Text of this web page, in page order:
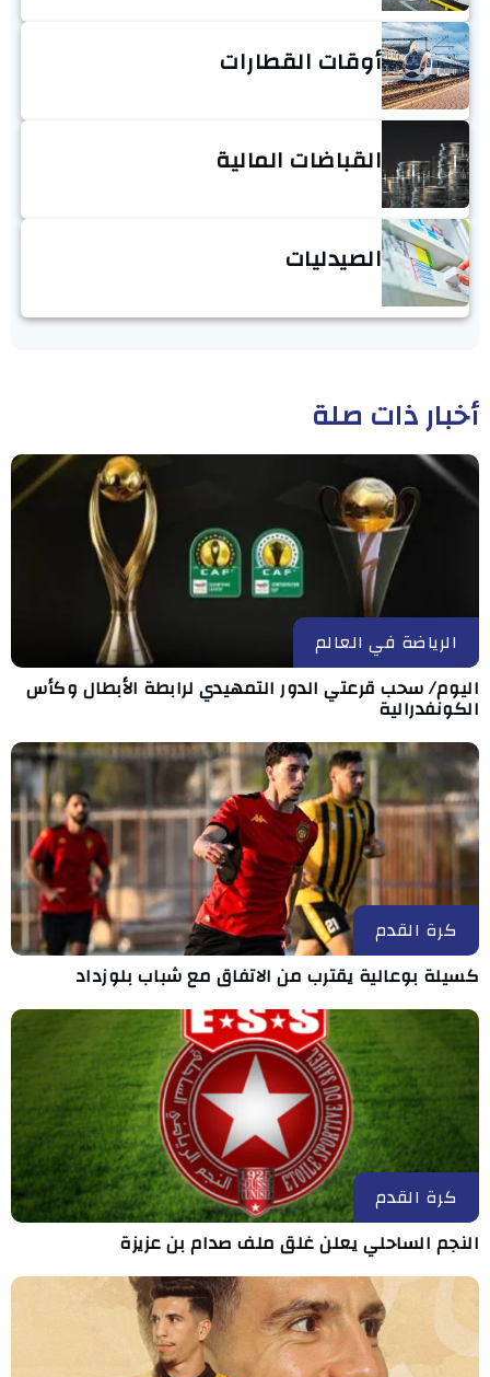
أوقات القطارات
القباضات المالية
الصيدليات
أخبار ذات صلة
الرياضة في العالم
اليوم/ سحب قرعتي الدور التمهيدي لرابطة الأبطال وكأس
الكونفدرالية
كرة القدم
كسيلة بوعالية يقترب من الاتفاق مع شباب بلوزداد
كرة القدم
النجم الساحلي يعلن غلق ملف صدام بن عزيزة